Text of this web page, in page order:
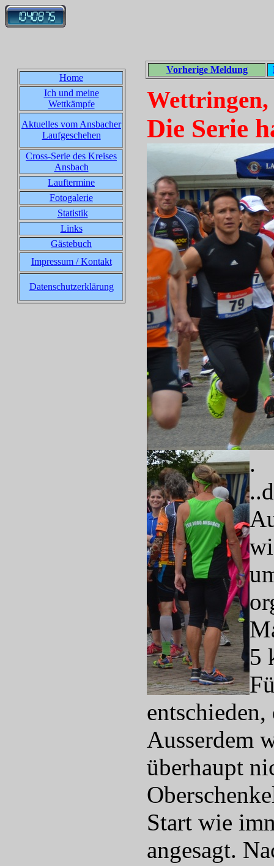
Home
Ich und meine
Wettkämpfe
Aktuelles vom Ansbacher
Laufgeschehen
Cross-Serie des Kreises
Ansbach
Lauftermine
Fotogalerie
Statistik
Links
Gästebuch
Impressum / Kontakt
Datenschutzerklärung
Vorherige Meldung
Wettringen,
Die Serie
.
5
Ausserdem
überhaupt
Start wie
angesagt.